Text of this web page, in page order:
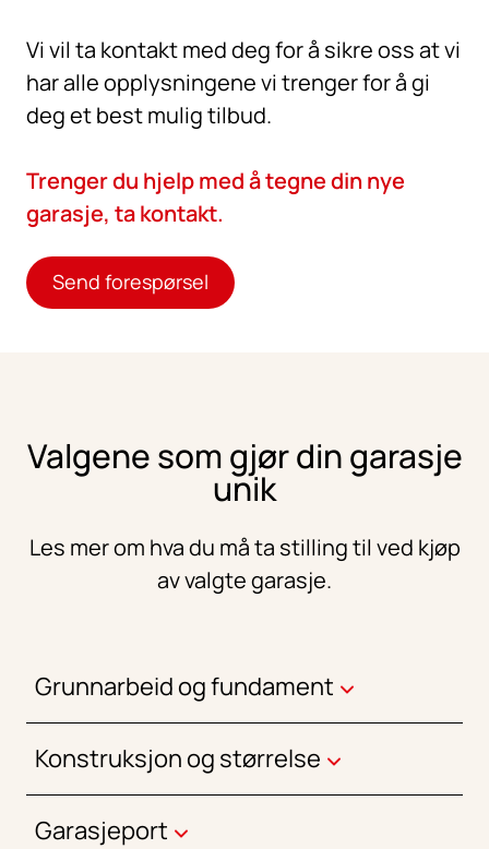
Vi vil ta kontakt med deg for å sikre oss at vi
har alle opplysningene vi trenger for å gi
deg et best mulig tilbud.
Trenger du hjelp med å tegne din nye
garasje, ta kontakt.
Send forespørsel
Valgene som gjør din garasje
unik
Les mer om hva du må ta stilling til ved kjøp
av valgte garasje.
Grunnarbeid og fundament
Konstruksjon og størrelse
Garasjeport